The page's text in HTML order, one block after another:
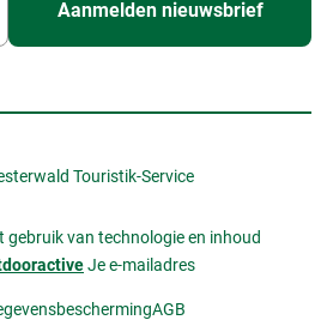
Aanmelden nieuwsbrief
Touristik-Service
gebruik van technologie en inhoud
Je e-mailadres
AGB